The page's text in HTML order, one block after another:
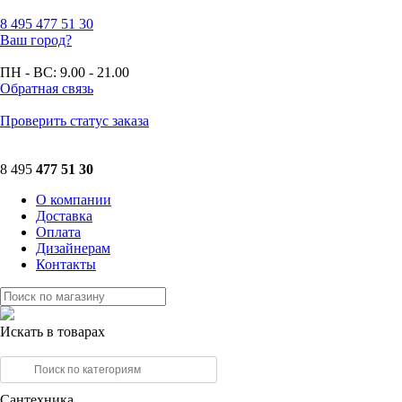
8 495 477 51 30
Ваш город?
ПН - ВС: 9.00 - 21.00
Обратная связь
Проверить статус заказа
8 495 477 51 30
О компании
Доставка
Оплата
Дизайнерам
Контакты
Искать в товарах